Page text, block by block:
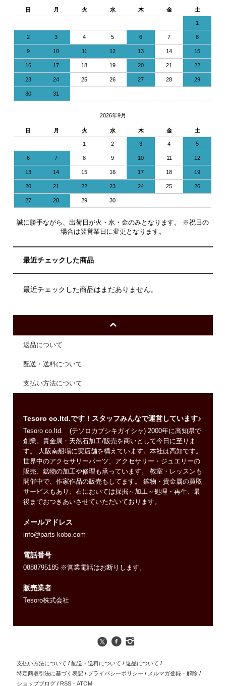
日 月 火 水 木 金 土
1
2 3 4 5 6 7 8
9 10 11 12 13 14 15
16 17 18 19 20 21 22
23 24 25 26 27 28 29
30 31
2026年9月
日 月 火 水 木 金 土
1 2 3 4 5
6 7 8 9 10 11 12
13 14 15 16 17 18 19
20 21 22 23 24 25 26
27 28 29 30
誠に勝手ながら、出荷日が火・水・金のみとなります。 ※祝日の
場合は翌営業日に変更となります。
最近チェックした商品
最近チェックした商品はまだありません。
返品について
配送・送料について
支払い方法について
Tesoro co.ltd.です！スタッフみんなで運営しています♪
Tesoro co.ltd. (テソロカブシキガイシャ) 2000年に高知県で
創業。貴金属・天然石加工/販売を商いとして今日に至りま
す。 大阪南船場に実店舗を構えています。本社は高知です。
世界中のアクセサリーパーツ、アクセサリー・ジュエリーの
販売、鉱物の加工や修理も承っています。 教室・レッスンも
開催中で、作家作品の販売もしてます。 鉱物・貴金属の買取
サービスもあり、石においては採掘～加工～処理・再生、最
後までおつきあいさせていただいております。
メールアドレス
info@parts-kobo.com
電話番号
0888795185 ※営業電話はお断りします。
販売業者
Tesoro株式会社
支払い方法について / 配送・送料について / 返品について /
特定商取引法に基づく表記 / プライバシーポリシー / メルマガ登録・解除 /
ショップブログ / RSS ・ATOM